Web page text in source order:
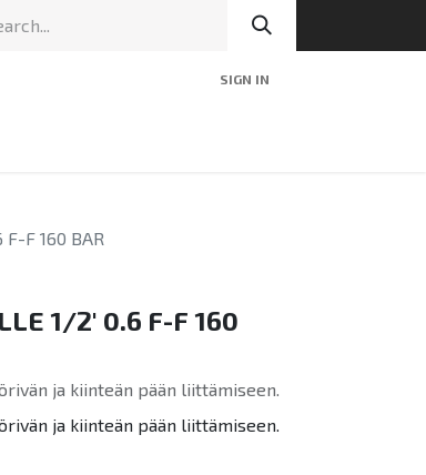
SIGN IN
F-F 160 BAR
1/2' 0.6 F-F 160
ja kiinteän pään liittämiseen.
ja kiinteän pään liittämiseen.